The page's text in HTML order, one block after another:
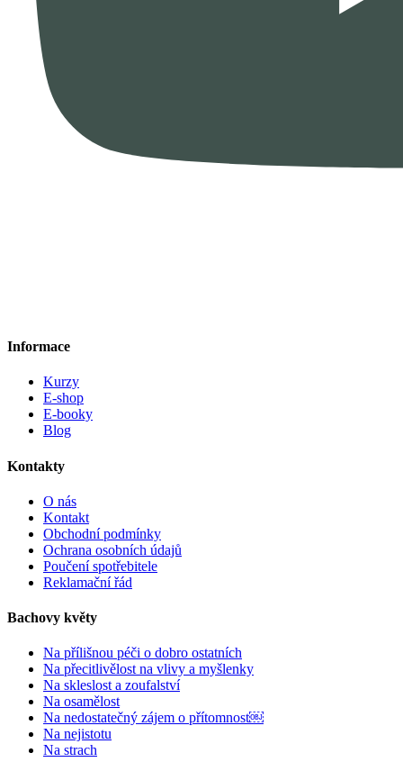
Informace
Kurzy
E-shop
E-booky
Blog
Kontakty
O nás
Kontakt
Obchodní podmínky
Ochrana osobních údajů
Poučení spotřebitele
Reklamační řád
Bachovy květy
Na přílišnou péči o dobro ostatních
Na přecitlivělost na vlivy a myšlenky
Na skleslost a zoufalství
Na osamělost
Na nedostatečný zájem o přítomnost￼
Na nejistotu
Na strach